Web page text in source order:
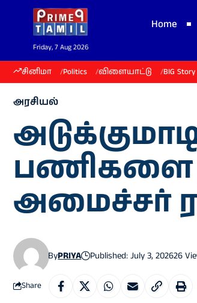
Friday, 7 Aug 2026
Home
சினிமா Politics விளையாட்டு BIG Story
அரசியல்
பணிகளை
அமைச்சர்
ByPRIYA Published: July 3, 202626
Share